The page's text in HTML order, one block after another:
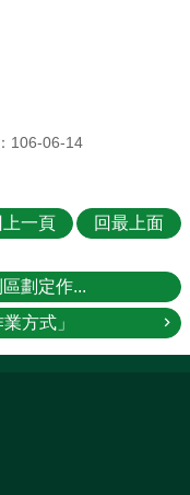
106-06-14
上一頁 回最上面
劃定作...
方式」